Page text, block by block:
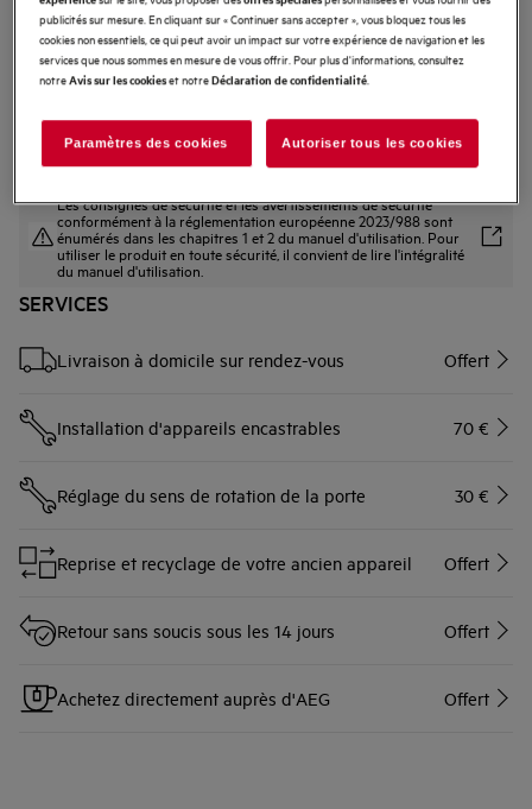
Les consignes de sécurité et les avertissements de sécurité
conformément à la réglementation européenne 2023/988 sont
énumérés dans les chapitres 1 et 2 du manuel d'utilisation. Pour
utiliser le produit en toute sécurité, il convient de lire l'intégralité
du manuel d'utilisation.
SERVICES
Livraison à domicile sur rendez-vous Offert
Installation d'appareils encastrables 70 €
Réglage du sens de rotation de la porte 30 €
Reprise et recyclage de votre ancien appareil Offert
Retour sans soucis sous les 14 jours Offert
Achetez directement auprès d'AEG Offert
publicités sur mesure. En cliquant sur « Continuer sans accepter », vous bloquez tous les
cookies non essentiels, ce qui peut avoir un impact sur votre expérience de navigation et les
services que nous sommes en mesure de vous offrir. Pour plus d'informations, consultez
notreAvis sur les cookieset notreDéclaration de confidentialité.
Paramètres des cookies Autoriser tous les cookies